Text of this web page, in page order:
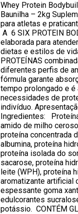
Whey Protein
Baunilha – 2kg
para atletas e
A 6 SIX PROTEIN
elaborada para
dietas e estilos de
PROTEÍNAS
diferentes perfis de
fórmula garante
tempo prolongado e é
necessidades de
indivíduo.
Ingredientes:
amido de milho
proteína concentrada
albumina, proteína
proteína isolada do
sacarose, proteína
leite (WPH), proteína
aromatizante artificial
espessante goma
edulcorantes
potássio. CONTÉM